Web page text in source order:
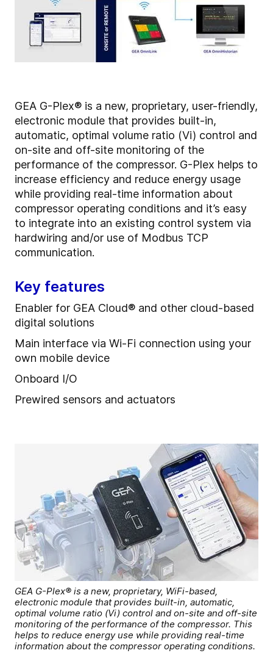
GEA G-Plex® is a new, proprietary, user-friendly,
electronic module that provides built-in,
automatic, optimal volume ratio (Vi) control and
on-site and off-site monitoring of the
performance of the compressor. G-Plex helps to
increase efficiency and reduce energy usage
while providing real-time information about
compressor operating conditions and it’s easy
to integrate into an existing control system via
hardwiring and/or use of Modbus TCP
communication.
Key features
Enabler for GEA Cloud® and other cloud-based
digital solutions
Main interface via Wi-Fi connection using your
own mobile device
Onboard I/O
Prewired sensors and actuators
GEA G-Plex® is a new, proprietary, WiFi-based,
electronic module that provides built-in, automatic,
optimal volume ratio (Vi) control and on-site and off-site
monitoring of the performance of the compressor. This
helps to reduce energy use while providing real-time
information about the compressor operating conditions.